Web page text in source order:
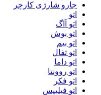
جارو شارژی کارچر
اتو
اتو آاگ
اتو بوش
اتو بیم
اتو تفال
اتو داما
اتو روونتا
اتو فکر
اتو فیلیپس